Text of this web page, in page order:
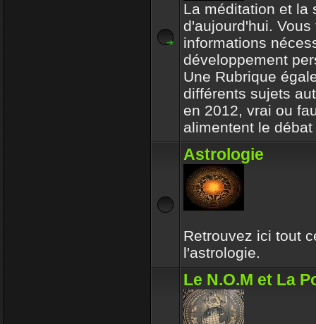
La méditation et la
d'aujourd'hui.
informations
développement
Une Rubrique
différents sujets
en 2012, vrai ou
alimentent le débat
Astrologie
Retrouvez ici tout
l'astrologie.
Le N.O.M et La